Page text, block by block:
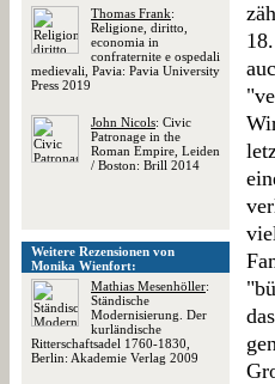
Thomas Frank:
Religione, diritto,
economia in
confraternite e ospedali
medievali, Pavia: Pavia University
Press 2019
John Nicols: Civic
Patronage in the
Roman Empire, Leiden
/ Boston: Brill 2014
Weitere Rezensionen von
Monika Wienfort:
Mathias Mesenhöller:
Ständische
Modernisierung. Der
kurländische
Ritterschaftsadel 1760-1830,
Berlin: Akademie Verlag 2009